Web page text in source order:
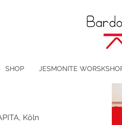
SHOP JESMONITE
Köln